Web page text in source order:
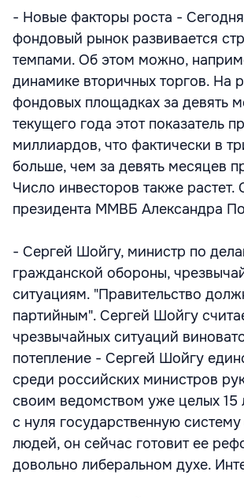
- Новые факторы роста -
фондовый рынок развивается
темпами. Об этом можно,
динамике вторичных торгов. На
фондовых площадках за девять
текущего года этот показатель
миллиардов, что фактически в
больше, чем за девять месяцев
Число инвесторов также растет.
президента ММВБ Александра
- Сергей Шойгу, министр по
гражданской обороны,
ситуациям. "Правительство
партийным". Сергей Шойгу
чрезвычайных ситуаций
потепление - Сергей Шойгу
среди российских министров
своим ведомством уже целых 15
с нуля государственную
людей, он сейчас готовит ее
довольно либеральном духе.